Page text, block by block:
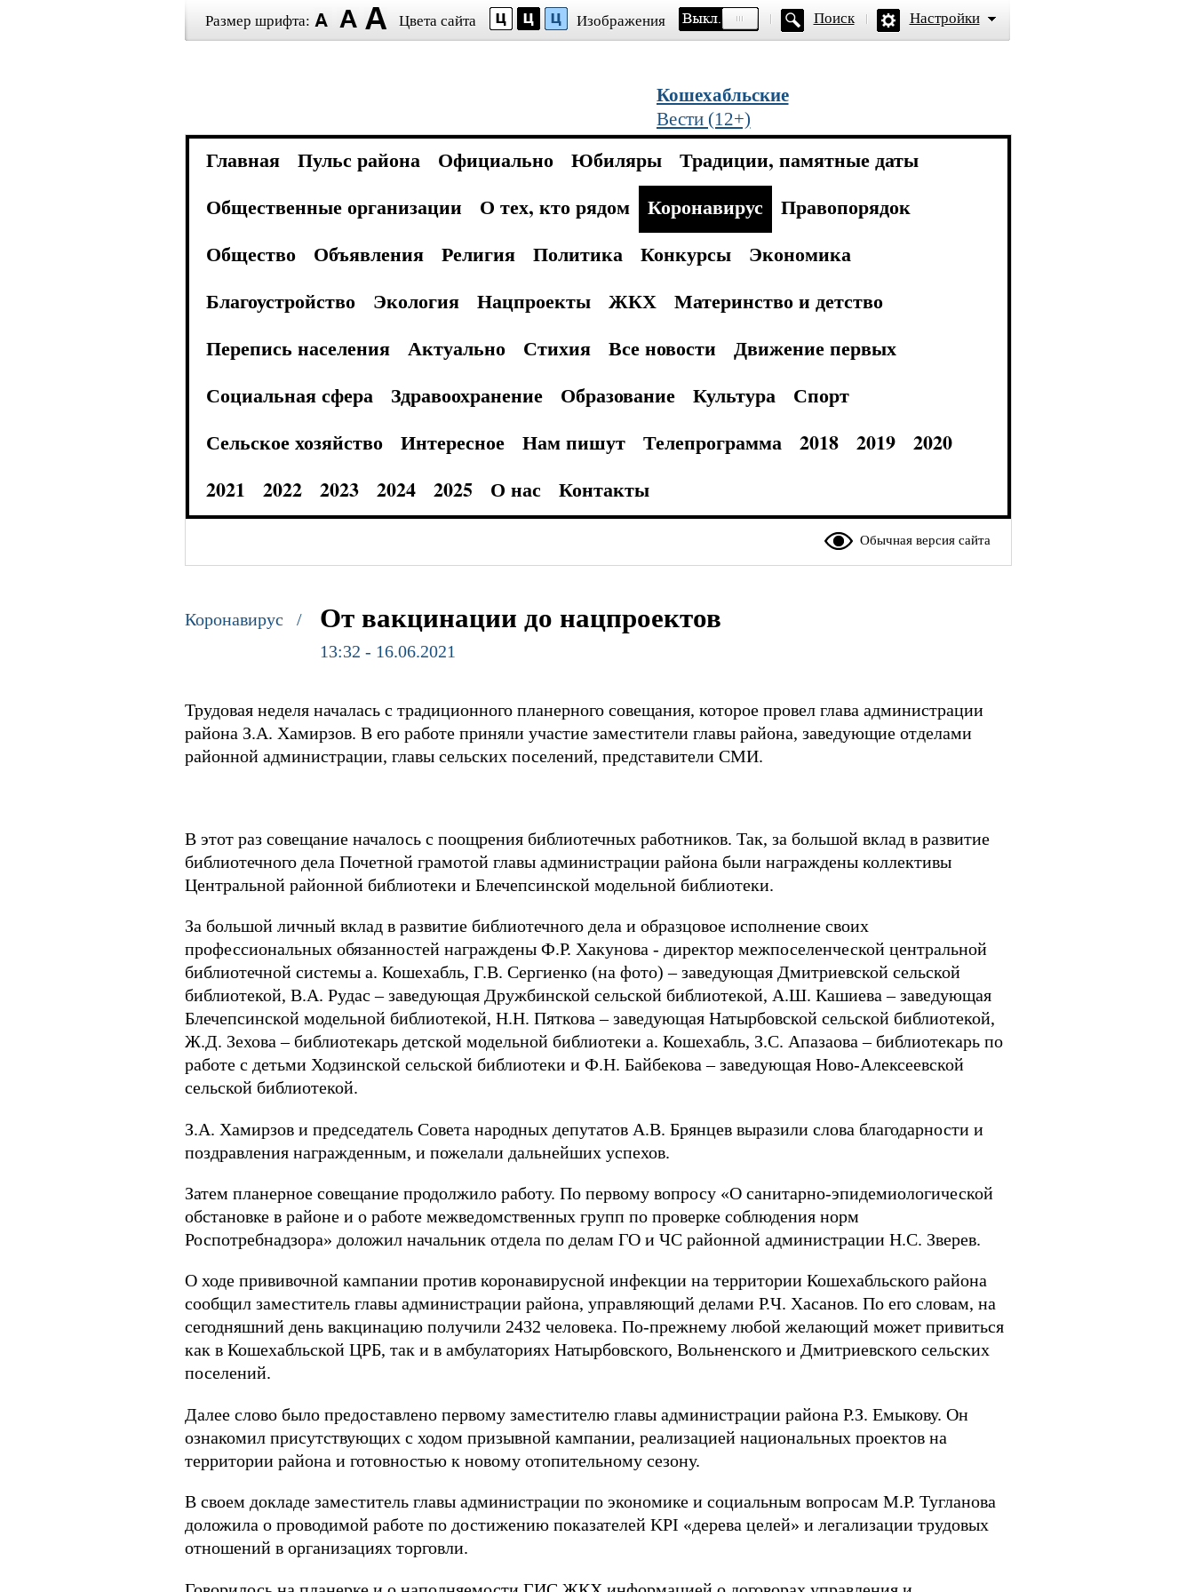
Размер шрифта: Цвета сайта Изображения Поиск Настройки
Кошехабльские
Вести (12+)
Главная Пульс района Официально Юбиляры
Традиции, памятные даты
Общественные организации
О тех, кто рядом Коронавирус
Правопорядок
Общество
Объявления Религия Политика Конкурсы
Экономика
Благоустройство
Экология Нацпроекты ЖКХ
Материнство и детство
Перепись населения
Актуально Стихия Все новости
Движение первых
Социальная сфера
Здравоохранение Образование Культура
Спорт
Сельское хозяйство
Интересное Нам пишут Телепрограмма 2018 2019
2020
2021
2022 2023 2024 2025 О нас Контакты
Обычная версия сайта
Коронавирус / От вакцинации до нацпроектов
13:32 - 16.06.2021
Трудовая неделя началась с традиционного планерного совещания, которое провел глава администрации
района З.А. Хамирзов. В его работе приняли участие заместители главы района, заведующие отделами
районной администрации, главы сельских поселений, представители СМИ.
В этот раз совещание началось с поощрения библиотечных работников. Так, за большой вклад в развитие
библиотечного дела Почетной грамотой главы администрации района были награждены коллективы
Центральной районной библиотеки и Блечепсинской модельной библиотеки.
За большой личный вклад в развитие библиотечного дела и образцовое исполнение своих
профессиональных обязанностей награждены Ф.Р. Хакунова - директор межпоселенческой центральной
библиотечной системы а. Кошехабль, Г.В. Сергиенко (на фото) – заведующая Дмитриевской сельской
библиотекой, В.А. Рудас – заведующая Дружбинской сельской библиотекой, А.Ш. Кашиева – заведующая
Блечепсинской модельной библиотекой, Н.Н. Пяткова – заведующая Натырбовской сельской библиотекой,
Ж.Д. Зехова – библиотекарь детской модельной библиотеки а. Кошехабль, З.С. Апазаова – библиотекарь по
работе с детьми Ходзинской сельской библиотеки и Ф.Н. Байбекова – заведующая Ново-Алексеевской
сельской библиотекой.
З.А. Хамирзов и председатель Совета народных депутатов А.В. Брянцев выразили слова благодарности и
поздравления награжденным, и пожелали дальнейших успехов.
Затем планерное совещание продолжило работу. По первому вопросу «О санитарно-эпидемиологической
обстановке в районе и о работе межведомственных групп по проверке соблюдения норм
Роспотребнадзора» доложил начальник отдела по делам ГО и ЧС районной администрации Н.С. Зверев.
О ходе прививочной кампании против коронавирусной инфекции на территории Кошехабльского района
сообщил заместитель главы администрации района, управляющий делами Р.Ч. Хасанов. По его словам, на
сегодняшний день вакцинацию получили 2432 человека. По-прежнему любой желающий может привиться
как в Кошехабльской ЦРБ, так и в амбулаториях Натырбовского, Вольненского и Дмитриевского сельских
поселений.
Далее слово было предоставлено первому заместителю главы администрации района Р.З. Емыкову. Он
ознакомил присутствующих с ходом призывной кампании, реализацией национальных проектов на
территории района и готовностью к новому отопительному сезону.
В своем докладе заместитель главы администрации по экономике и социальным вопросам М.Р. Тугланова
доложила о проводимой работе по достижению показателей KPI «дерева целей» и легализации трудовых
отношений в организациях торговли.